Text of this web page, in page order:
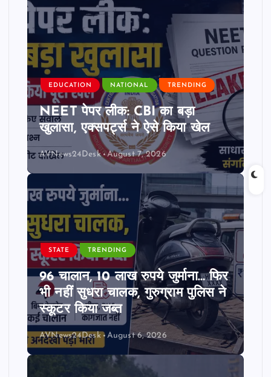
EDUCATION NATIONAL TRENDING
NEET पेपर लीक: CBI का बड़ा
खुलासा, एक्सपर्ट्स ने ऐसे किया खेल
AVNews24Desk August 7, 2026
STATE TRENDING
96 चालान, 10 लाख रुपये जुर्माना… फिर
भी नहीं सुधरा चालक, गुरुग्राम पुलिस ने
स्कूटर किया जब्त
AVNews24Desk August 6, 2026